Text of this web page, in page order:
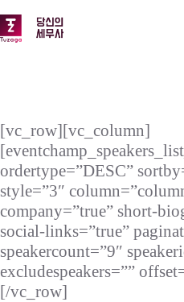
문
으
기
[vc_row][vc_column]
ordertype=”DESC”
style=”3″
company=”true” short-
social-links=”true”
speakercount=”9″
excludespeakers=””
[/vc_row]